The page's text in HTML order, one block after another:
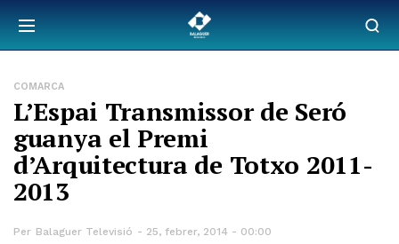
COMARCA
L’Espai Transmissor de Seró
guanya el Premi
d’Arquitectura de Totxo 2011-
2013
Per Balaguer Televisió 25, febrer, 2014 - 00:00